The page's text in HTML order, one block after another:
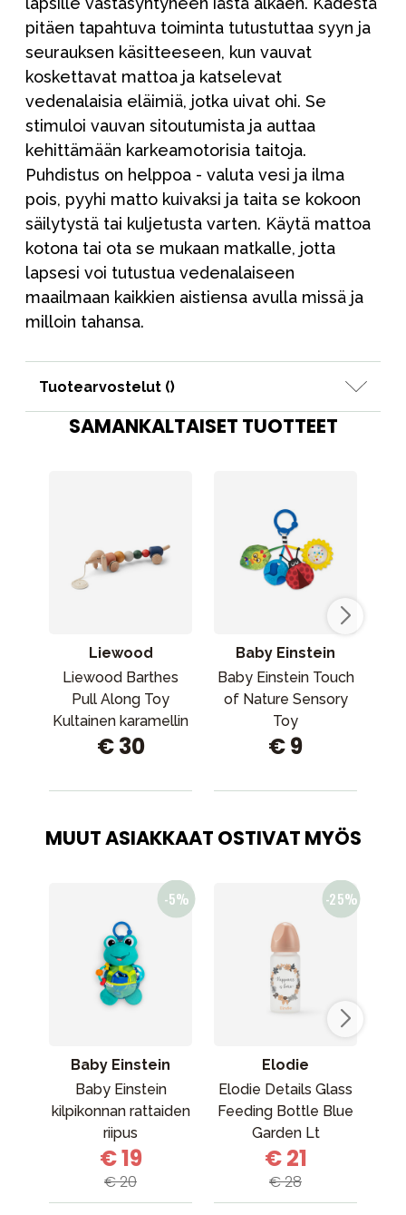
pitäen tapahtuva toiminta tutustuttaa syyn ja
seurauksen käsitteeseen, kun vauvat
koskettavat mattoa ja katselevat
vedenalaisia eläimiä, jotka uivat ohi. Se
stimuloi vauvan sitoutumista ja auttaa
kehittämään karkeamotorisia taitoja.
Puhdistus on helppoa - valuta vesi ja ilma
pois, pyyhi matto kuivaksi ja taita se kokoon
säilytystä tai kuljetusta varten. Käytä mattoa
kotona tai ota se mukaan matkalle, jotta
lapsesi voi tutustua vedenalaiseen
maailmaan kaikkien aistiensa avulla missä ja
milloin tahansa.
Tuotearvostelut ()
SAMANKALTAISET TUOTTEET
Liewood
Liewood Barthes
Pull Along Toy
Kultainen karamellin
monisekoitus
€ 30
Baby Einstein
Baby Einstein Touch
of Nature Sensory
Toy
€ 9
MUUT ASIAKKAAT OSTIVAT MYÖS
Baby Einstein
Baby Einstein
kilpikonnan rattaiden
riipus
€ 19
€ 20
Elodie
Elodie Details Glass
Feeding Bottle Blue
Garden Lt
Placement
€ 21
€ 28